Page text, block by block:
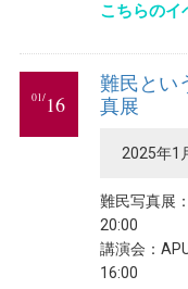
こちらのイ
01/16
難民とい
真展
2025年1
難民写真展
20:00
講演会：
16:00